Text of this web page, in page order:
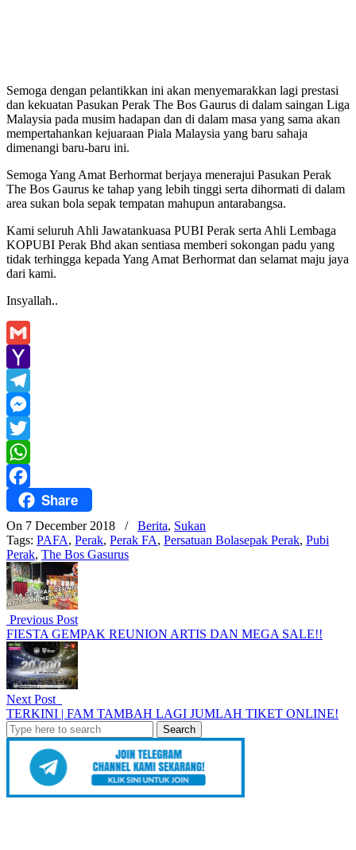
Semoga dengan pelantikkan ini akan menyemarakkan lagi prestasi
dan kekuatan Pasukan Perak The Bos Gaurus di dalam saingan Liga
Malaysia pada musim hadapan dan di dalam masa yang sama akan
mempertahankan kejuaraan Piala Malaysia yang baru sahaja
dimenangi baru-baru ini.
Semoga Yang Amat Berhormat berjaya menerajui Pasukan Perak
The Bos Gaurus ke tahap yang lebih tinggi serta dihormati di dalam
area sukan bola sepak tempatan mahupun antarabangsa.
Kami seluruh Ahli Jawatankuasa PUBI Perak serta Ahli Lembaga
KOPUBI Perak Bhd akan sentiasa memberi sokongan padu yang
tidak terhingga kepada Yang Amat Berhormat dan selamat maju jaya
dari kami.
Insyallah..
Gmail
Yahoo
Mail
Telegram
Messenger
Twitter
WhatsApp
FacebookShare
On 7 December 2018 / Berita, Sukan
Tags: PAFA, Perak, Perak FA, Persatuan Bolasepak Perak, Pubi
Perak, The Bos Gasurus
Previous Post
FIESTA GEMPAK REUNION ARTIS DAN MEGA SALE!!
Next Post
TERKINI | FAM TAMBAH LAGI JUMLAH TIKET ONLINE!
Search
for: